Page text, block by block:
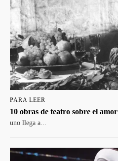
PARA LEER
10 obras de teatro sobre el amor
uno llega a...